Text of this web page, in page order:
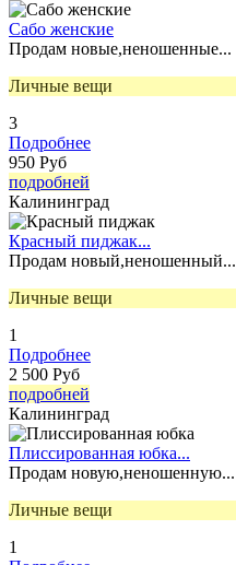
Сабо женские
Продам новые,неношенные...
Личные вещи
3
Подробнее
950 Руб
подробней
Калининград
Красный пиджак...
Продам новый,неношенный...
Личные вещи
1
Подробнее
2 500 Руб
подробней
Калининград
Плиссированная юбка...
Продам новую,неношенную...
Личные вещи
1